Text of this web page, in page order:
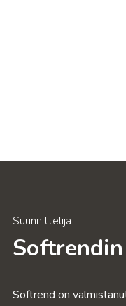
Suunnittelija
Softrend on